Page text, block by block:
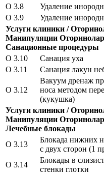
O 3.8
Удаление
O 3.9
Удаление
Услуги клиники /
Манипуляции
Санационные процедуры
O 3.10
Санация уха
O 3.11
Санация лакун
O 3.12
Вакуум дренаж
носа методом
(кукушка)
Услуги клиники /
Манипуляции
Лечебные блокады
O 3.13
Блокада нижних
с двух сторон (1
O 3.14
Блокады в
стенки глотки